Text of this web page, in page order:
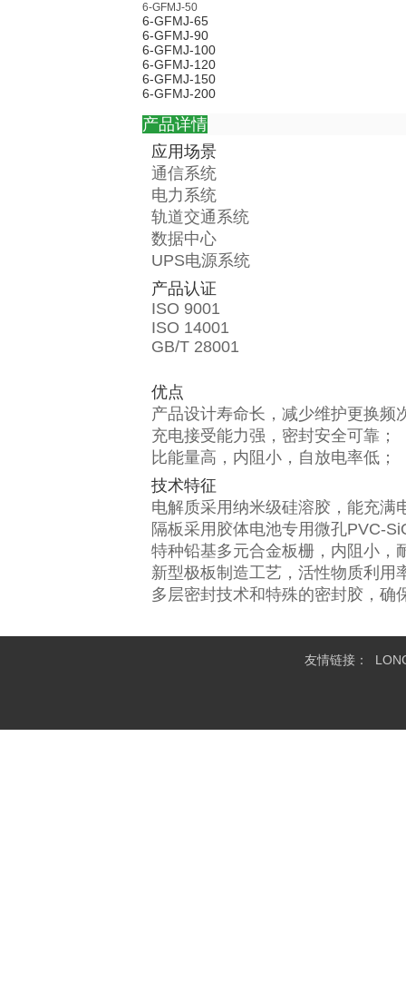
6-GFMJ-50
6-GFMJ-65
6-GFMJ-90
6-GFMJ-100
6-GFMJ-120
6-GFMJ-150
6-GFMJ-200
产品详情
应用场景
通信系统
电力系统
轨道交通系统
数据中心
UPS电源系统
产品认证
ISO 9001
ISO 14001
GB/T 28001
优点
产品设计寿命长，减少维护更换频
充电接受能力强，密封安全可靠；
比能量高，内阻小，自放电率低；
技术特征
电解质采用纳米级硅溶胶，能充满
隔板采用胶体电池专用微孔PVC-
特种铅基多元合金板栅，内阻小，
新型极板制造工艺，活性物质利用
多层密封技术和特殊的密封胶，确
友情链接：